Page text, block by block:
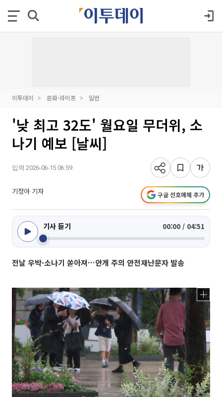
이투데이 문화·라이프 일반
'낮 최고 32도' 월요일 무더위, 소
나기 예보 [날씨]
입력 2026-06-15 06:59
기정아 기자 구글 선호매체 추가
기사 듣기 00:00 / 04:51
전날 우박·소나기 쏟아져…안개 주의 안전재난문자 발송